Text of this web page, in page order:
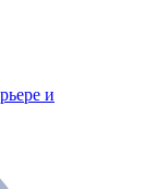
и